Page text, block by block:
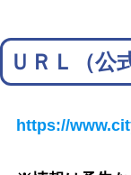
ＵＲＬ（公
https://